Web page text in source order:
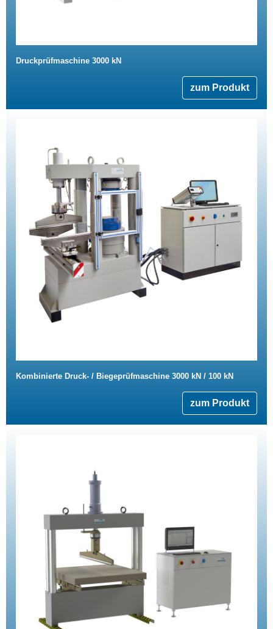
Druckprüfmaschine 3000 kN
zum Produkt
Kombinierte Druck- / Biegeprüfmaschine 3000 kN / 100 kN
zum Produkt